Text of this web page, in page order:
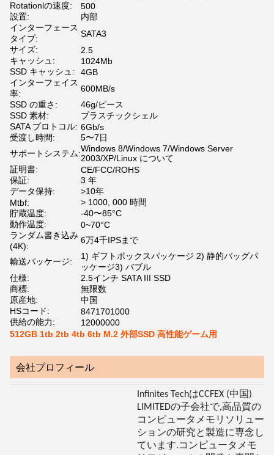
Rotationlの速度:
500
設置:
内部
インターフェース
タイプ:
SATA3
サイズ:
2.5
キャッシュ:
1024Mb
SSD キャッシュ:
4GB
インターフェイス
率:
600MB/s
SSD の重さ:
46g/ピース
SSD 素材:
プラスチックシェル
SATA プロトコル: 6Gb/s
受渡し時間:
5〜7日
サポートシステム:Windows 8/Windows 7/Windows Server
2003/XP/Linux について
証明書:
CE/FCC/ROHS
保証:
3 年
データ保持:
>10年
Mtbf:
> 1000, 000 時間
貯蔵温度:
-40〜85°C
動作温度:
0~70°C
ランダム書き込み
(4K):
6万4千IPSまで
輸送パッケージ:
1) ギフトボックスパッケージ 2) 静的バッグパ
ッケージ3) バブル
仕様:
2.5インチ SATA III SSD
商標:
無限数
原産地:
中国
HSコード:
8471701000
供給の能力:
12000000
512GB 1tb 2tb 4tb 6tb M.2 外部SSD 高性能ゲーム用
会社プロフィール
Infinites TechはCCFEX (中国)
LIMITEDの子会社で,高品質の
コンピュータメモリソリュー
ションの研究と製造に専念し
ています.コンピュータメモ